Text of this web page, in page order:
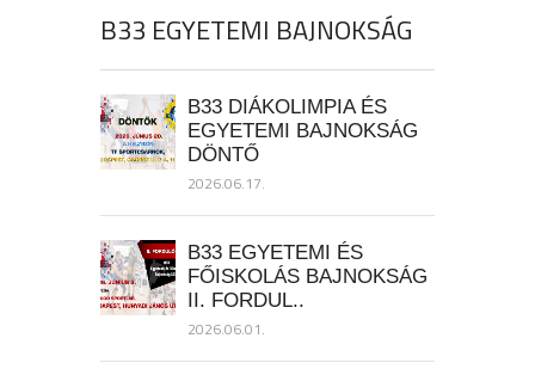
B33 EGYETEMI BAJNOKSÁG
B33 DIÁKOLIMPIA ÉS
EGYETEMI BAJNOKSÁG
DÖNTŐ
2026.06.17.
B33 EGYETEMI ÉS
FŐISKOLÁS BAJNOKSÁG
II. FORDUL..
2026.06.01.